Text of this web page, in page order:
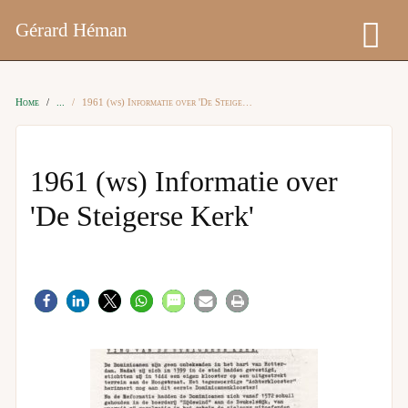
Gérard Héman
Home 1961 (ws) Informatie over 'De Steigerse Kerk'
1961 (ws) Informatie over
'De Steigerse Kerk'